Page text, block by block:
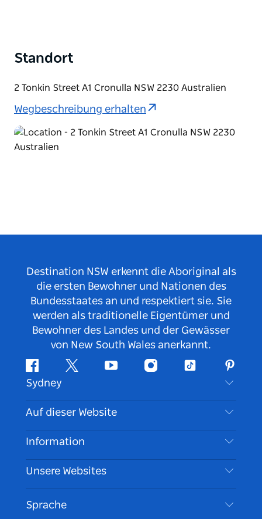
Standort
2 Tonkin Street A1 Cronulla NSW 2230 Australien
Wegbeschreibung erhalten
Destination NSW erkennt die Aboriginal als
die ersten Bewohner und Nationen des
Bundesstaates an und respektiert sie. Sie
werden als traditionelle Eigentümer und
Bewohner des Landes und der Gewässer
von New South Wales anerkannt.
FacebookTwitter YouTubeInstagramTikTok
Sydney
Kontaktieren Sie uns
Haftungsausschluss
Cookie Notice
Auf dieser Website
Reiseziele
Aktivitäten
Veranstaltungen
Information
Reiseinformationen
Barrierefreies Sydney
Tragen Sie Ihr Unternehmen ein
Unsere Websites
Sprache